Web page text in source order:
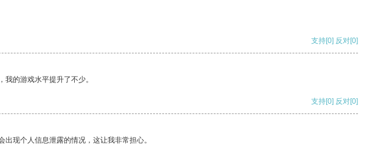
支持[0] 反对[0]
的游戏水平提升了不少。
支持[0] 反对[0]
现个人信息泄露的情况，这让我非常担心。